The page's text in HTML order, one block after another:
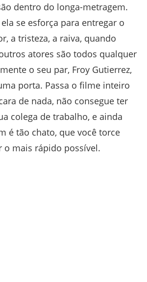
dentro do longa-metragem.
se esforça para entregar o
a tristeza, a raiva, quando
atores são todos qualquer
o seu par, Froy Gutierrez,
porta. Passa o filme inteiro
de nada, não consegue ter
colega de trabalho, e ainda
é tão chato, que você torce
o mais rápido possível.